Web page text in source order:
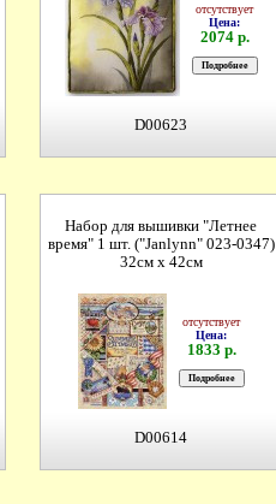
отсутствует
Цена:
2074 р.
D00623
Набор для вышивки "Летнее
время" 1 шт. ("Janlynn" 023-0347)
32см х 42см
отсутствует
Цена:
1833 р.
D00614